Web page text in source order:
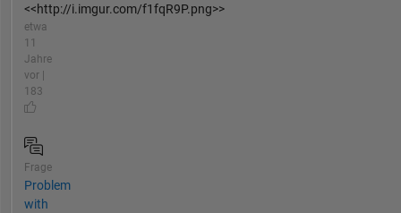
<<http://i.imgur.com/f1fqR9P.png>>
etwa
11
Jahre
vor |
183
Frage
Problem
with